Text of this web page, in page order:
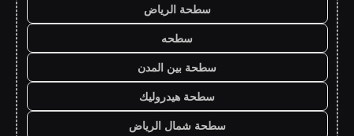
سطحة الرياض
سطحه
سطحة بين المدن
سطحة هيدروليك
سطحة شمال الرياض